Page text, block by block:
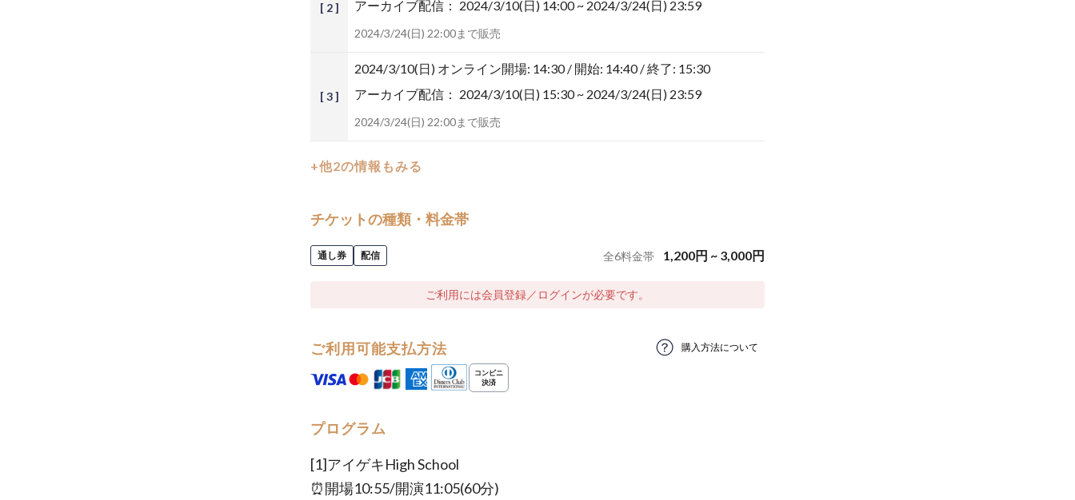
[ 2 ]
アーカイブ配信： 2024/3/10(日) 14:00 ~ 2024/3/24(日) 23:59
2024/3/24(日) 22:00まで販売
[ 3 ]
2024/3/10(日) オンライン開場: 14:30 / 開始: 14:40 / 終了: 15:30
アーカイブ配信： 2024/3/10(日) 15:30 ~ 2024/3/24(日) 23:59
2024/3/24(日) 22:00まで販売
+他2の情報もみる
チケットの種類・料金帯
通し券 配信 全6料金帯 1,200円 ~ 3,000円
ご利用には会員登録／ログインが必要です。
ご利用可能支払方法 購入方法について
プログラム
[1]アイゲキHigh School
⏰開場10:55/開演11:05(60分)